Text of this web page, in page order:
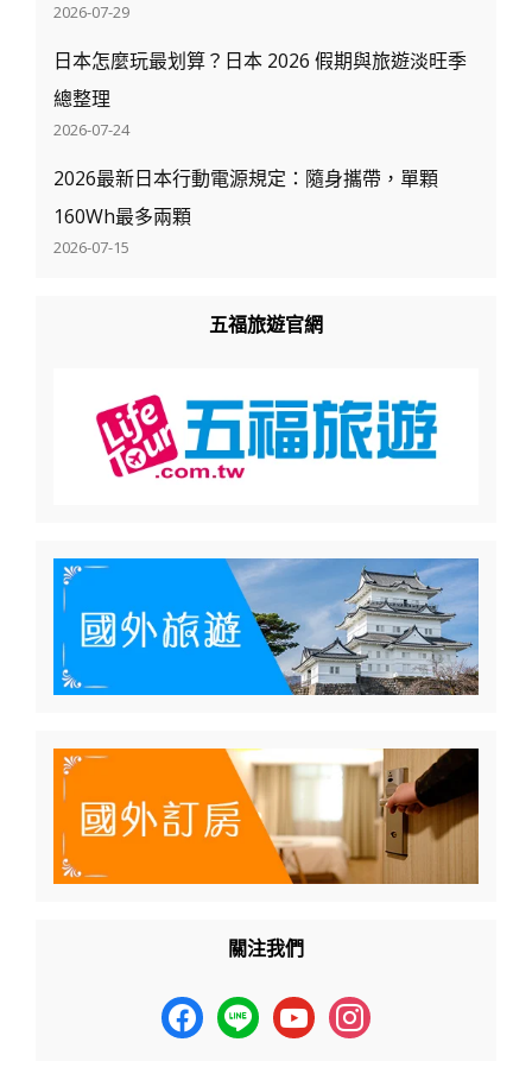
2026-07-29
日本怎麼玩最划算？日本 2026 假期與旅遊淡旺季
總整理
2026-07-24
2026最新日本行動電源規定：隨身攜帶，單顆
160Wh最多兩顆
2026-07-15
五福旅遊官網
關注我們
facebook
line youtubeinstagram